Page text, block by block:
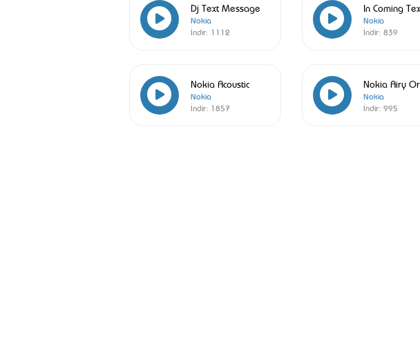
Dj Text Message
Nokia
İndir: 1112
In Coming
Nokia
İndir: 839
Nokia Acoustic
Nokia
İndir: 1857
Nokia Airy
Nokia
İndir: 995